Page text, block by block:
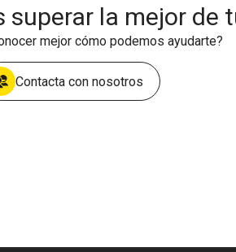
superar la mejor de
mejor cómo podemos ayudarte?
Contacta con nosotros